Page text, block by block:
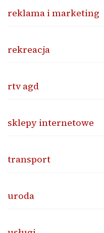
reklama i marketing
rekreacja
rtv agd
sklepy internetowe
transport
uroda